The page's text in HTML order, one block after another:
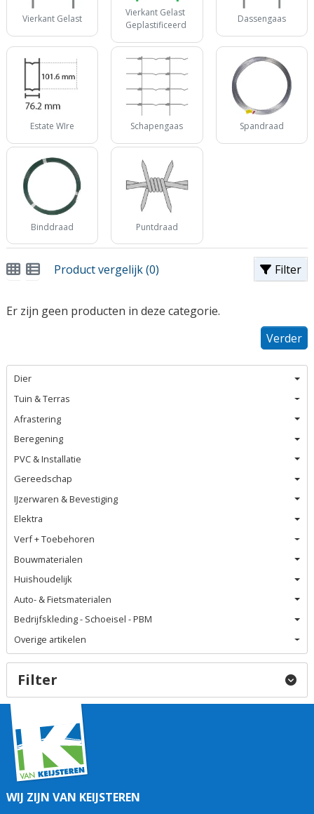
Dier
Tuin & Terras
Afrastering
Beregening
PVC & Installatie
Gereedschap
IJzerwaren & Bevestiging
Elektra
Verf + Toebehoren
Bouwmaterialen
Huishoudelijk
Auto- & Fietsmaterialen
Bedrijfskleding - Schoeisel - PBM
Overige artikelen
Filter
Vierkant Gelast
Vierkant Gelast
Geplastificeerd
Dassengaas
Estate WIre Schapengaas Spandraad
Binddraad Puntdraad
Filter
Product vergelijk (0)
Er zijn geen producten in deze categorie.
Verder
WIJ ZIJN VAN KEIJSTEREN